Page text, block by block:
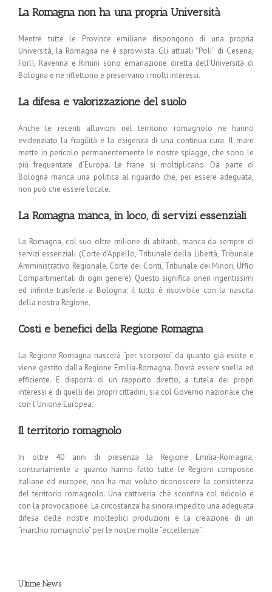
La Romagna non ha una propria Università
Mentre tutte le Province emiliane dispongono di una propria
Università, la Romagna ne è sprovvista. Gli attuali “Poli” di Cesena,
Forlì, Ravenna e Rimini sono emanazione diretta dell’Università di
Bologna e ne riflettono e preservano i molti interessi.
La difesa e valorizzazione del suolo
Anche le recenti alluvioni nel territorio romagnolo ne hanno
evidenziato la fragilità e la esigenza di una continua cura. Il mare
mette in pericolo permanentemente le nostre spiagge, che sono le
più frequentate d’Europa. Le frane si moltiplicano. Da parte di
Bologna manca una politica al riguardo che, per essere adeguata,
non può che essere locale.
La Romagna manca, in loco, di servizi essenziali
La Romagna, col suo oltre milione di abitanti, manca da sempre di
servizi essenziali (Corte d’Appello, Tribunale della Libertà, Tribunale
Amministrativo Regionale, Corte dei Conti, Tribunale dei Minori, Uffici
Compartimentali di ogni genere). Questo significa oneri ingentissimi
ed infinite trasferte a Bologna: il tutto è risolvibile con la nascita
della nostra Regione.
Costi e benefici della Regione Romagna
La Regione Romagna nascerà “per scorporo” da quanto già esiste e
viene gestito dalla Regione Emilia-Romagna. Dovrà essere snella ed
efficiente. E disporrà di un rapporto diretto, a tutela dei propri
interessi e di quelli dei propri cittadini, sia col Governo nazionale che
con l’Unione Europea.
Il territorio romagnolo
In oltre 40 anni di presenza la Regione Emilia-Romagna,
contrariamente a quanto hanno fatto tutte le Regioni composite
italiane ed europee, non ha mai voluto riconoscere la consistenza
del territorio romagnolo. Una cattiveria che sconfina col ridicolo e
con la provocazione. La circostanza ha sinora impedito una adeguata
difesa delle nostre molteplici produzioni e la creazione di un
“marchio romagnolo” per le nostre molte “eccellenze”.
Ultime News